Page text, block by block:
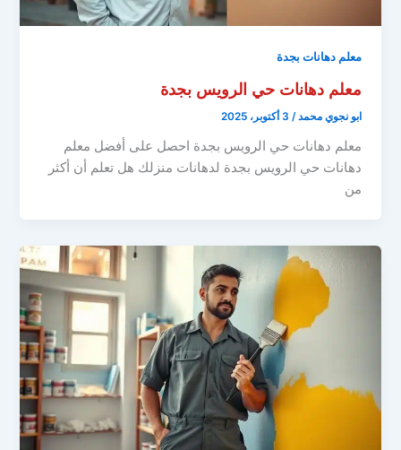
معلم دهانات بجدة
معلم دهانات حي الرويس بجدة
ابو نجوي محمد/ 3 أكتوبر، 2025
معلم دهانات حي الرويس بجدة احصل على أفضل معلم
دهانات حي الرويس بجدة لدهانات منزلك هل تعلم أن أكثر
من